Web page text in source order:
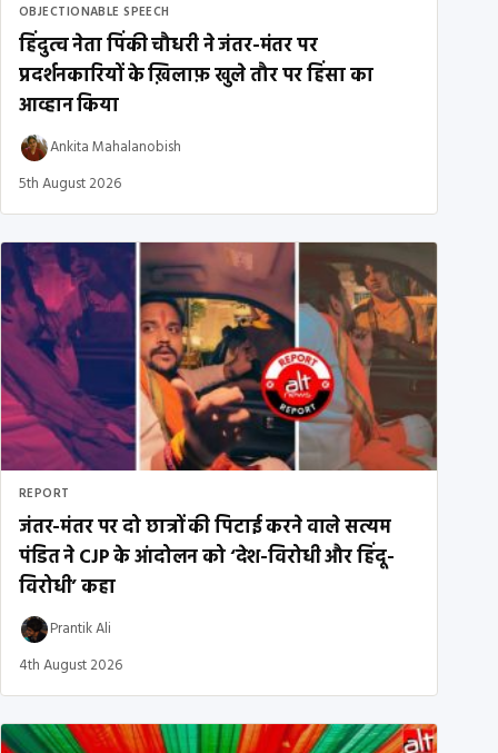
OBJECTIONABLE SPEECH
हिंदुत्व नेता पिंकी चौधरी ने जंतर-मंतर पर
प्रदर्शनकारियों के ख़िलाफ़ खुले तौर पर हिंसा का
आव्हान किया
Ankita Mahalanobish
5th August 2026
REPORT
जंतर-मंतर पर दो छात्रों की पिटाई करने वाले सत्यम
पंडित ने CJP के आंदोलन को ‘देश-विरोधी और हिंदू-
विरोधी’ कहा
Prantik Ali
4th August 2026